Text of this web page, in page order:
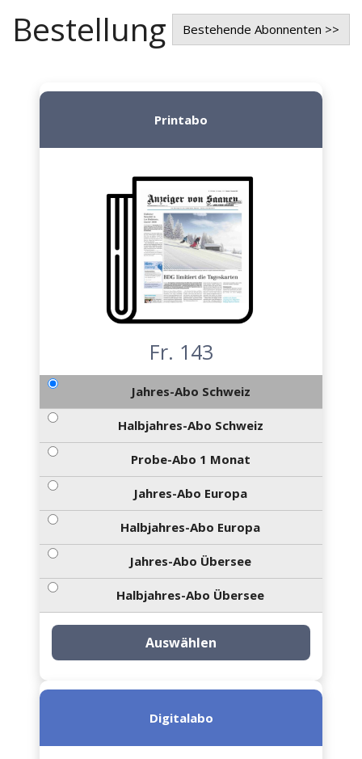
Bestellung Bestehende Abonnenten >>
Printabo
Fr. 143
Jahres-Abo Schweiz
Halbjahres-Abo Schweiz
Probe-Abo 1 Monat
Jahres-Abo Europa
Halbjahres-Abo Europa
Jahres-Abo Übersee
Halbjahres-Abo Übersee
Auswählen
Digitalabo